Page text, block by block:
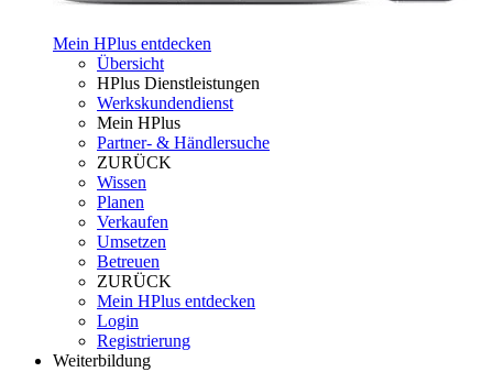
Mein HPlus entdecken
Übersicht
HPlus Dienstleistungen
Werkskundendienst
Mein HPlus
Partner- & Händlersuche
ZURÜCK
Wissen
Planen
Verkaufen
Umsetzen
Betreuen
ZURÜCK
Mein HPlus entdecken
Login
Registrierung
Weiterbildung